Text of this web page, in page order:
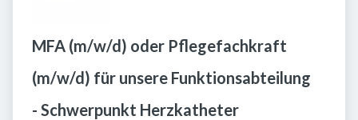
MFA (m/w/d) oder Pflegefachkraft
(m/w/d) für unsere Funktionsabteilung
- Schwerpunkt Herzkatheter